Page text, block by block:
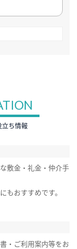
ち情報
敷金・礼金・仲介手
もおすすめです。
・ご利用案内等をお